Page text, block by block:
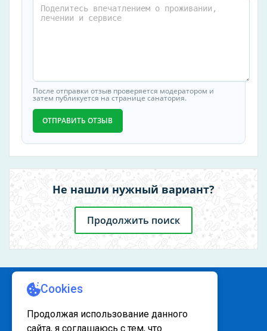
После отправки отзыв проверяется модератором и
затем публикуется на странице санатория.
ОТПРАВИТЬ ОТЗЫВ
Не нашли нужный вариант?
Продолжить поиск